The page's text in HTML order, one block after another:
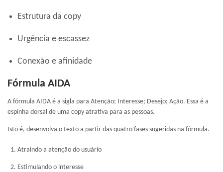
Estrutura da copy
Urgência e escassez
Conexão e afinidade
Fórmula AIDA
A fórmula AIDA é a sigla para Atenção; Interesse; Desejo; Ação. Essa é a
espinha dorsal de uma copy atrativa para as pessoas.
Isto é, desenvolva o texto a partir das quatro fases sugeridas na fórmula.
Atraindo a atenção do usuário
Estimulando o interesse